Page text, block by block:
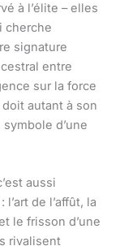
à l’élite – elles
cherche
signature
entre
sur la force
doit autant à son
symbole d’une
aussi
de l’affût, la
le frisson d’une
rivalisent